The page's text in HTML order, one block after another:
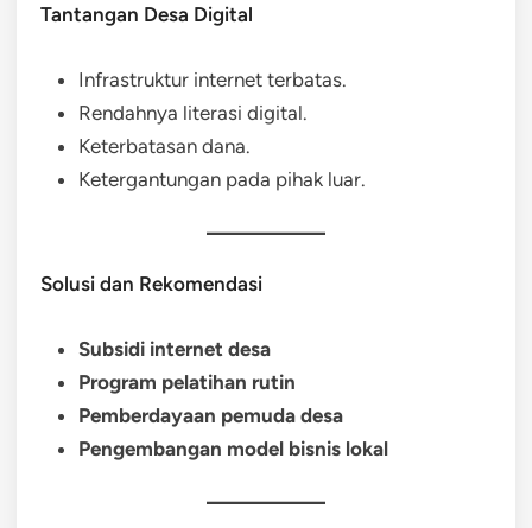
Tantangan Desa Digital
Infrastruktur internet terbatas.
Rendahnya literasi digital.
Keterbatasan dana.
Ketergantungan pada pihak luar.
Solusi dan Rekomendasi
Subsidi internet desa
Program pelatihan rutin
Pemberdayaan pemuda desa
Pengembangan model bisnis lokal